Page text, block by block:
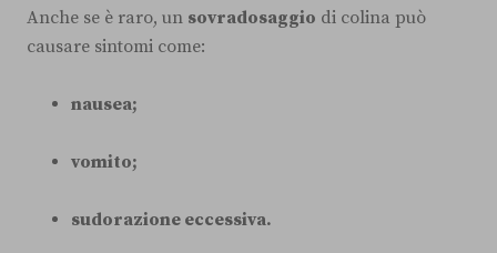
Anche se è raro, un sovradosaggio di colina può
causare sintomi come:
nausea;
vomito;
sudorazione eccessiva.